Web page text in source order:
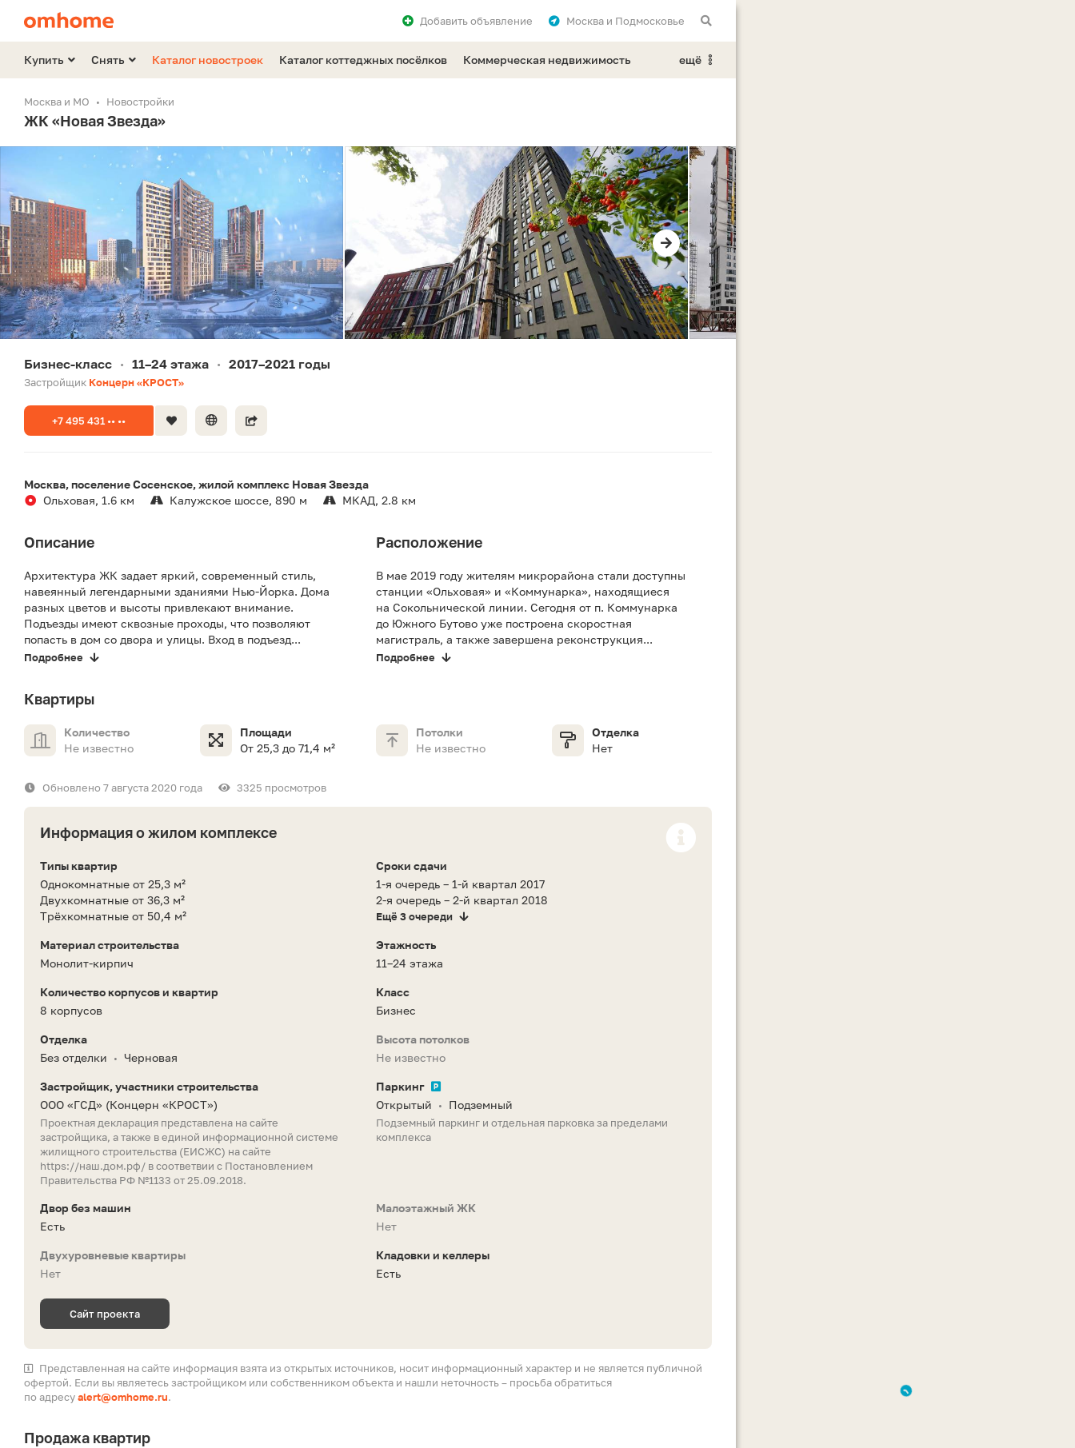
Москва и Подмосковье
Добавитьобъявление
Купить Снять Каталог новостроек Каталог коттеджных посёлков Коммерческая недвижимость ещё
Москва и МО Новостройки
ЖК «Новая Звезда»
Бизнес-класс • 11–24 этажа • 2017–2021 годы
Застройщик Концерн «КРОСТ»
+7 495 431 •• ••
Москва, поселение Сосенское, жилой комплекс Новая Звезда
Ольховая, 1.6 км
Калужское шоссе, 890 м МКАД, 2.8 км
Описание
Архитектура ЖК задает яркий, современный стиль,
навеянный легендарными зданиями Нью-Йорка. Дома
разных цветов и высоты привлекают внимание.
Подъезды имеют сквозные проходы, что позволяют
попасть в дом со двора и улицы. Вход в подъезд...
Подробнее
Расположение
В мае 2019 году жителям микрорайона стали доступны
станции «Ольховая» и «Коммунарка», находящиеся
на Сокольнической линии. Сегодня от п. Коммунарка
до Южного Бутово уже построена скоростная
магистраль, а также завершена реконструкция...
Подробнее
Квартиры
Количество
Не известно
Площади
От 25,3 до 71,4 м²
Потолки
Не известно
Отделка
Нет
Обновлено 7 августа 2020 года 3325 просмотров
Информация о жилом комплексе
Типы квартир
Однокомнатные от 25,3 м²
Двухкомнатные от 36,3 м²
Трёхкомнатные от 50,4 м²
Сроки сдачи
1-я очередь – 1-й квартал 2017
2-я очередь – 2-й квартал 2018
Ещё 3 очереди
Материал строительства
Монолит-кирпич
Этажность
11–24 этажа
Количество корпусов и квартир
8 корпусов
Класс
Бизнес
Отделка
Без отделки
• Черновая
Высота потолков
Не известно
Застройщик, участники строительства
ООО «ГСД» (Концерн «КРОСТ»)
Проектная декларация представлена на сайте
застройщика, а также в единой информационной системе
жилищного строительства (ЕИСЖС) на сайте
https://наш.дом.рф/ в соответвии с Постановлением
Правительства РФ №1133 от 25.09.2018.
Паркинг
Открытый
• Подземный
Подземный паркинг и отдельная парковка за пределами
комплекса
Двор без машин
Есть
Малоэтажный ЖК
Нет
Двухуровневые квартиры
Нет
Кладовки и келлеры
Есть
Сайт проекта
Представленная на сайте информация взята из открытых источников, носит информационный характер и не является публичной
офертой. Если вы являетесь застройщиком или собственником объекта и нашли неточность – просьба обратиться
по адресуalert@omhome.ru.
Продажа квартир